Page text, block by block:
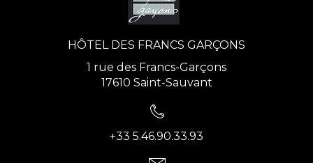
HÔTEL DES FRANCS GARÇONS
1 rue des Francs-Garçons
17610 Saint-Sauvant
+33 5.46.90.33.93